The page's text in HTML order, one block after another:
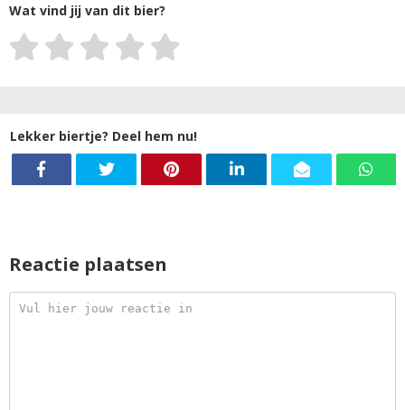
Wat vind jij van dit bier?
Lekker biertje? Deel hem nu!
Reactie plaatsen